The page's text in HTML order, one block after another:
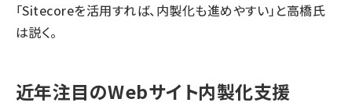
「Sitecoreを活用すれば、内製化も進めやすい」と高橋氏
は説く。
近年注目のWebサイト内製化支援